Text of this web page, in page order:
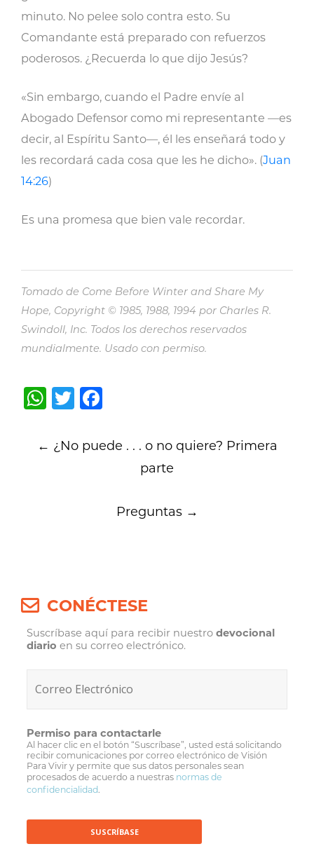
minuto. No pelee solo contra esto. Su
Comandante está preparado con refuerzos
poderosos. ¿Recuerda lo que dijo Jesús?
«Sin embargo, cuando el Padre envíe al
Abogado Defensor como mi representante —es
decir, al Espíritu Santo—, él les enseñará todo y
les recordará cada cosa que les he dicho». (Juan
14:26)
Es una promesa que bien vale recordar.
Tomado de Come Before Winter and Share My
Hope, Copyright © 1985, 1988, 1994 por Charles R.
Swindoll, Inc. Todos los derechos reservados
mundialmente. Usado con permiso.
WhatsApp
Twitter
navigation
← ¿No puede . . . o no quiere? Primera
parte
Preguntas →
CONÉCTESE
Suscríbase aquí para recibir nuestrodevocional
diario en su correo electrónico.
Permiso para contactarle
Al hacer clic en el botón “Suscríbase”, usted está solicitando
recibir comunicaciones por correo electrónico de Visión
Para Vivir y permite que sus datos personales sean
procesados de acuerdo a nuestras normas de
confidencialidad.